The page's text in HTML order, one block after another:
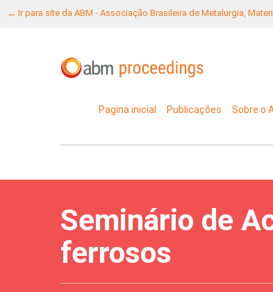
← Ir para site da ABM - Associação Brasileira de Metalurgia,
Pagina inicial Publicações Sobre o
Seminário de
ferrosos